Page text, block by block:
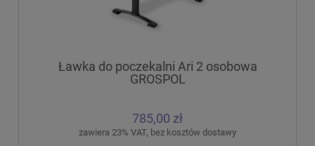
Ławka do poczekalni Ari 2 osobowa
GROSPOL
785,00 zł
zawiera 23% VAT, bez kosztów dostawy